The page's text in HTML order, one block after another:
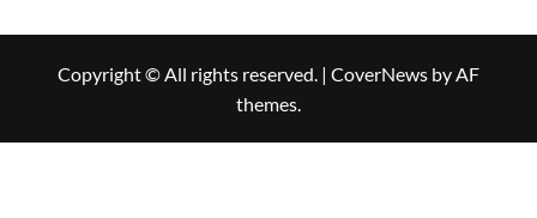
Copyright © All rights reserved. | CoverNews by AF
themes.